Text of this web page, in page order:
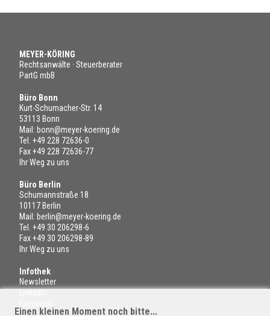
MEYER-KÖRING
Rechtsanwälte · Steuerberater
PartG mbB
Büro Bonn
Kurt-Schumacher-Str. 14
53113 Bonn
Mail: bonn@meyer-koering.de
Tel. +49 228 72636-0
Fax +49 228 72636-77
Ihr Weg zu uns
Büro Berlin
Schumannstraße 18
10117 Berlin
Mail: berlin@meyer-koering.de
Tel. +49 30 206298-6
Fax +49 30 206298-89
Ihr Weg zu uns
Infothek
Newsletter
Einen kleinen Moment noch bitte...